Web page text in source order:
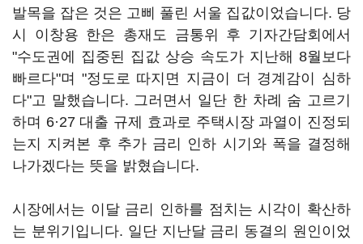
발목을 잡은 것은 고삐 풀린 서울 집값이었습니다. 당
시 이창용 한은 총재도 금통위 후 기자간담회에서
"수도권에 집중된 집값 상승 속도가 지난해 8월보다
빠르다"며 "정도로 따지면 지금이 더 경계감이 심하
다"고 말했습니다. 그러면서 일단 한 차례 숨 고르기
하며 6·27 대출 규제 효과로 주택시장 과열이 진정되
는지 지켜본 후 추가 금리 인하 시기와 폭을 결정해
나가겠다는 뜻을 밝혔습니다.
시장에서는 이달 금리 인하를 점치는 시각이 확산하
는 분위기입니다. 일단 지난달 금리 동결의 원인이었